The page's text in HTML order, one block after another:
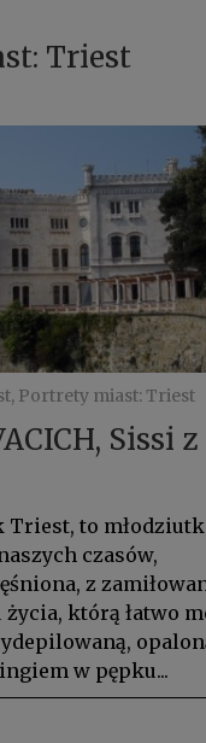
Triest
Portrety miast: Triest
Sissi z
Triest, to
czasów,
z
którą łatwo
w pępku...